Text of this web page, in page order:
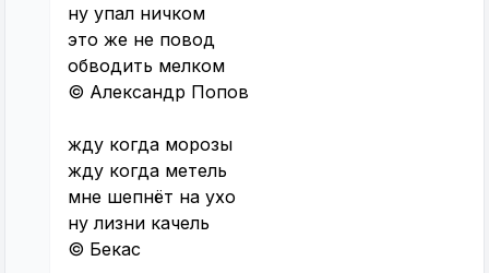
ну упал ничком
это же не повод
обводить мелком
© Александр Попов
жду когда морозы
жду когда метель
мне шепнёт на ухо
ну лизни качель
© Бекас